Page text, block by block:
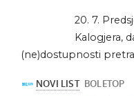
20. 7.
Kalogjera,
(ne)dostupnosti